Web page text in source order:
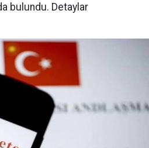
bulundu. Detaylar